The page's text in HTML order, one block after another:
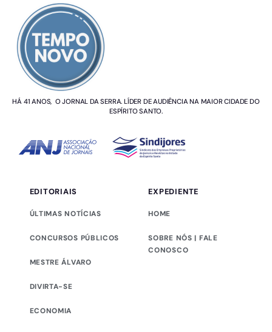
HÁ 41 ANOS, O JORNAL DA SERRA. LÍDER DE AUDIÊNCIA NA MAIOR CIDADE DO
ESPÍRITO SANTO.
EDITORIAIS
ÚLTIMAS NOTÍCIAS
CONCURSOS PÚBLICOS
MESTRE ÁLVARO
DIVIRTA-SE
ECONOMIA
EXPEDIENTE
HOME
SOBRE NÓS | FALE
CONOSCO